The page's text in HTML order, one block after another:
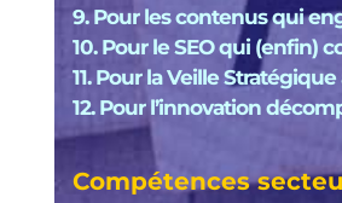
9. Pour les contenus qui
10. Pour le SEO qui (enfin)
11. Pour la Veille
12. Pour l’innovation
Compétences